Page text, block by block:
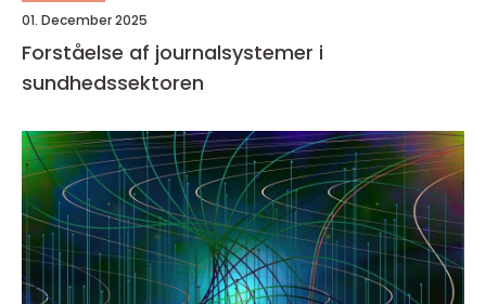
01. December 2025
Forståelse af journalsystemer i
sundhedssektoren